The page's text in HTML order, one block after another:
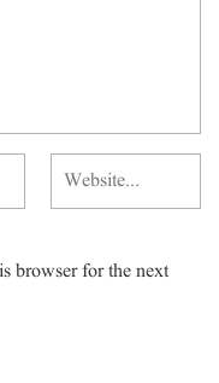
browser for the next